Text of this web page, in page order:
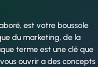
est votre boussole
du marketing, de la
terme est une clé que
ouvrir a des concepts